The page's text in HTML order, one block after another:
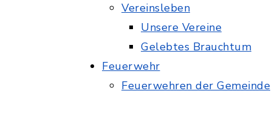
Vereinsleben
Unsere Vereine
Gelebtes Brauchtum
Feuerwehr
Feuerwehren der Gemeinde